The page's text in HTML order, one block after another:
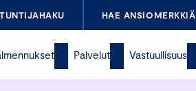
HAE ANSIOMERKKIÄ
Palvelut Vastuullisuus